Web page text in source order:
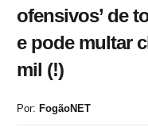
ofensivos’ de
e pode multar
mil (!)
Por: FogãoNET